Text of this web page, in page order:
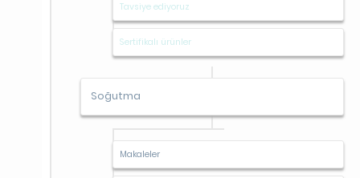
Tavsiye ediyoruz
Sertifikalı ürünler
Soğutma
Makaleler